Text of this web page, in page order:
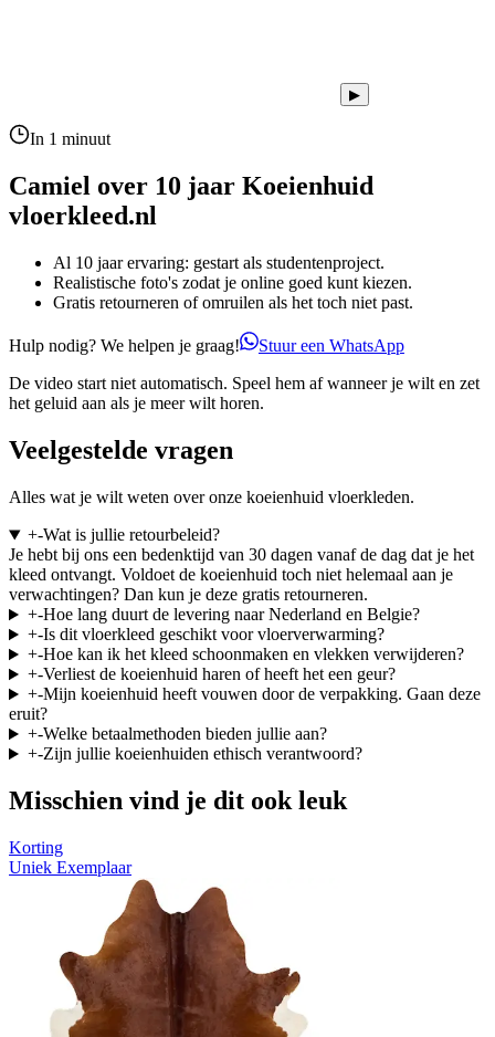
▶
In 1 minuut
Camiel over 10 jaar Koeienhuid
vloerkleed.nl
Al 10 jaar ervaring: gestart als studentenproject.
Realistische foto's zodat je online goed kunt kiezen.
Gratis retourneren of omruilen als het toch niet past.
Hulp nodig? We helpen je graag!
Stuur een WhatsApp
De video start niet automatisch. Speel hem af wanneer je wilt en zet
het geluid aan als je meer wilt horen.
Veelgestelde vragen
Alles wat je wilt weten over onze koeienhuid vloerkleden.
+-Wat is jullie retourbeleid?
Je hebt bij ons een bedenktijd van 30 dagen vanaf de dag dat je het
kleed ontvangt. Voldoet de koeienhuid toch niet helemaal aan je
verwachtingen? Dan kun je deze gratis retourneren.
+-Hoe lang duurt de levering naar Nederland en Belgie?
+-Is dit vloerkleed geschikt voor vloerverwarming?
+-Hoe kan ik het kleed schoonmaken en vlekken verwijderen?
+-Verliest de koeienhuid haren of heeft het een geur?
+-Mijn koeienhuid heeft vouwen door de verpakking. Gaan deze
eruit?
+-Welke betaalmethoden bieden jullie aan?
+-Zijn jullie koeienhuiden ethisch verantwoord?
Misschien vind je dit ook leuk
Korting
Uniek Exemplaar